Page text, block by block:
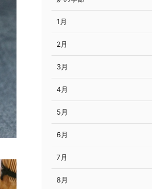
1月
2月
3月
4月
5月
6月
7月
8月